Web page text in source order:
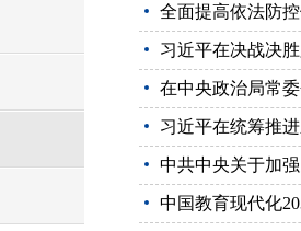
全面提高依法防
习近平在决战决
在中央政治局常
习近平在统筹推
中共中央关于加
中国教育现代化